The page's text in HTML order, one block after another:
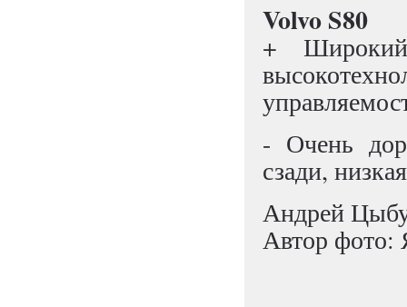
Volvo S80
+ Широкий
- Очень
сзади,
Андрей
Автор